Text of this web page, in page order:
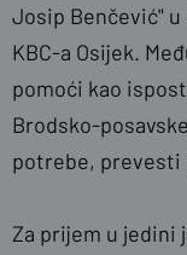
Josip Benčević" u
KBC-a Osijek.
pomoći kao
Brodsko-
potrebe, prevesti
Za prijem u jedini